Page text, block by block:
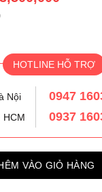
HOTLINE HỖ TRỢ
Nội 0947
HCM 0937
VÀO GIỎ HÀNG